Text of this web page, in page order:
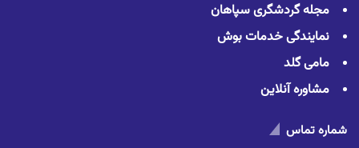
مجله گردشگری سپاهان
نمایندگی خدمات بوش
مامی گلد
مشاوره آنلاین
شماره تماس